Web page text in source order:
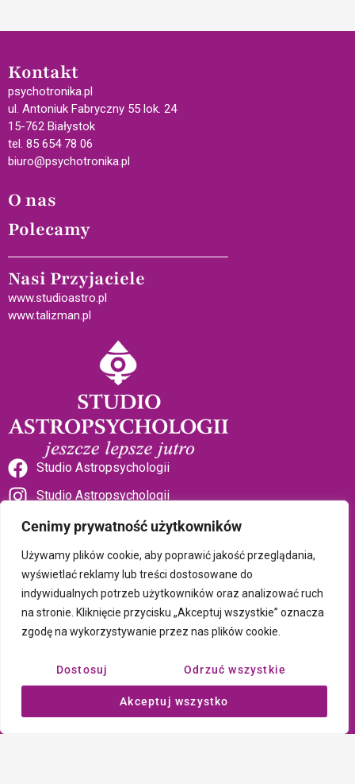
Cenimy prywatność użytkowników
Używamy plików cookie, aby poprawić jakość przeglądania,
wyświetlać reklamy lub treści dostosowane do
indywidualnych potrzeb użytkowników oraz analizować ruch
na stronie. Kliknięcie przycisku „Akceptuj wszystkie” oznacza
zgodę na wykorzystywanie przez nas plików cookie.
Dostosuj Odrzuć wszystkie
Akceptuj wszystko
Kontakt
psychotronika.pl
ul. Antoniuk Fabryczny 55 lok. 24
15-762 Białystok
tel. 85 654 78 06
biuro@psychotronika.pl
O nas
Polecamy
Nasi Przyjaciele
www.studioastro.pl
www.talizman.pl
Studio Astropsychologii
Studio Astropsychologii
Sklep Talizman
Polityka prywatności i plików cookie
Wszystkie treści umieszczone na tej stronie są chronione prawem